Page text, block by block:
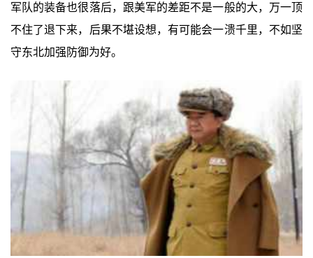
军队的装备也很落后，跟美军的差距不是一般的大，万一顶
不住了退下来，后果不堪设想，有可能会一溃千里，不如坚
守东北加强防御为好。